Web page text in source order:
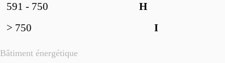
Bâtiment énergétique
H
591 - 750
I
> 750